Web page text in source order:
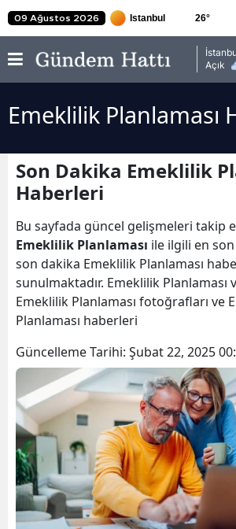
09 Ağustos 2026 26°
Açık
Emeklilik Planlaması
Son Dakika Emeklilik
Haberleri
Bu sayfada güncel gelişmeleri takip
Emeklilik Planlaması ile ilgili en
son dakika Emeklilik Planlaması
sunulmaktadır. Emeklilik Planlaması
Emeklilik Planlaması fotoğrafları ve
Planlaması haberleri
Güncelleme Tarihi: Şubat 22, 2025